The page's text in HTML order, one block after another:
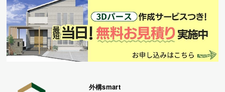
外構smart